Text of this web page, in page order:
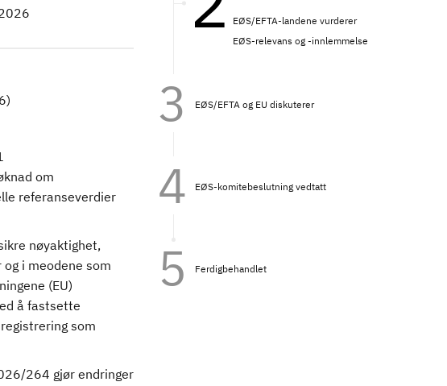
om
referanseverdier
nøyaktighet,
i meodene som
(EU)
å fastsette
som
264 gjør endringer
EØS/EFTA-landene vurderer
EØS-relevans og -innlemmelse
EØS/EFTA og EU diskuterer
EØS-komitebeslutning vedtatt
Ferdigbehandlet